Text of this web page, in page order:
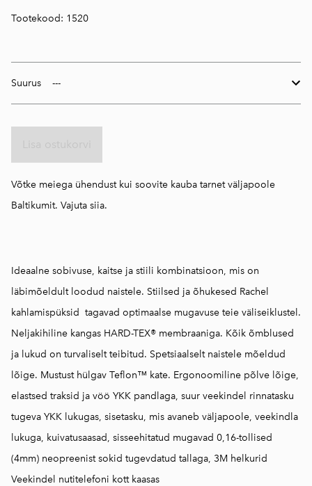
Ideaalne sobivuse, kaitse ja stiili kombinatsioon, mis on
läbimõeldult loodud naistele. Stiilsed ja õhukesed Rachel
kahlamispüksid tagavad optimaalse mugavuse teie väliseiklustel.
Neljakihiline kangas HARD-TEX® membraaniga. Kõik õmblused
ja lukud on turvaliselt teibitud. Spetsiaalselt naistele mõeldud
lõige. Mustust hülgav Teflon™ kate. Ergonoomiline põlve lõige,
elastsed traksid ja vöö YKK pandlaga, suur veekindel rinnatasku
tugeva YKK lukugas, sisetasku, mis avaneb väljapoole, veekindla
lukuga, kuivatusaasad, sisseehitatud mugavad 0,16-tollised
(4mm) neopreenist sokid tugevdatud tallaga, 3M helkurid
Veekindel nutitelefoni kott kaasas
Tootekood: 1520
Suurus
Võtke meiega ühendust kui soovite kauba tarnet väljapoole
Baltikumit. Vajuta siia.